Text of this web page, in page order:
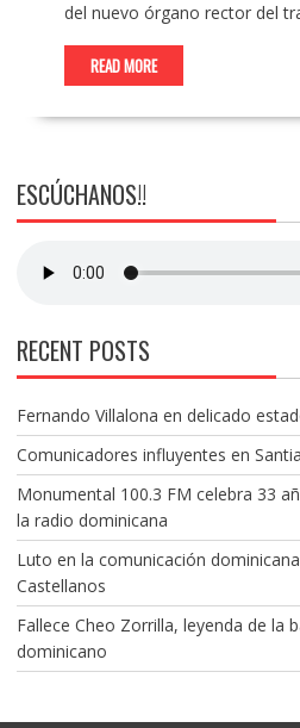
del nuevo órgano rector del
READ MORE
ESCÚCHANOS!!
RECENT POSTS
Fernando Villalona en delicado
Comunicadores influyentes en
Monumental 100.3 FM celebra 33
la radio dominicana
Luto en la comunicación
Castellanos
Fallece Cheo Zorrilla, leyenda de la
dominicano